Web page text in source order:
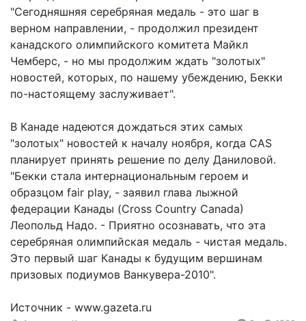
"Сегодняшняя серебряная медаль - это шаг в
верном направлении, - продолжил президент
канадского олимпийского комитета Майкл
Чемберс, - но мы продолжим ждать "золотых"
новостей, которых, по нашему убеждению, Бекки
по-настоящему заслуживает".
В Канаде надеются дождаться этих самых
"золотых" новостей к началу ноября, когда CAS
планирует принять решение по делу Даниловой.
"Бекки стала интернациональным героем и
образцом fair play, - заявил глава лыжной
федерации Канады (Cross Country Canada)
Леопольд Надо. - Приятно осознавать, что эта
серебряная олимпийская медаль - чистая медаль.
Это первый шаг Канады к будущим вершинам
призовых подиумов Ванкувера-2010".
Источник - www.gazeta.ru